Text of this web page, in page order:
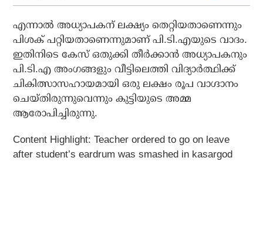
എന്നാല്‍ അധ്യാപകന് ലക്ഷ്യം തെറ്റിയതാണെന്നും
പിശക് പറ്റിയതാണെന്നുമാണ് പി.ടി.എയുടെ വാദം.
ഇതിനിടെ കേസ് ഒതുക്കി തീര്‍ക്കാന്‍ അധ്യാപകനും
പി.ടി.എ അംഗങ്ങളും വീട്ടിലെത്തി വിദ്യാര്‍ത്ഥിക്ക്
ചികിത്സാസഹായമായി ഒരു ലക്ഷം രൂപ വാഗ്ദാനം
ചെയ്തിരുന്നുവെന്നും കുട്ടിയുടെ അമ്മ
ആരോപിച്ചിരുന്നു.
Content Highlight: Teacher ordered to go on leave
after student’s eardrum was smashed in kasargod